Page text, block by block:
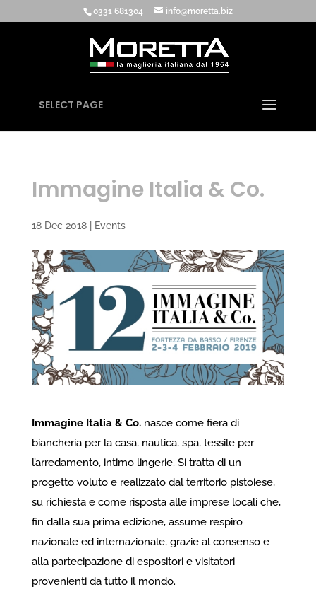
0331 681304 info@moretta.biz
SELECT PAGE
Immagine Italia & Co.
18 Dec 2018| Events
Immagine Italia & Co.nasce come fiera di
biancheria per la casa, nautica, spa, tessile per
l’arredamento, intimo lingerie. Si tratta di un
progetto voluto e realizzato dal territorio pistoiese,
su richiesta e come risposta alle imprese locali che,
fin dalla sua prima edizione, assume respiro
nazionale ed internazionale, grazie al consenso e
alla partecipazione di espositori e visitatori
provenienti da tutto il mondo.